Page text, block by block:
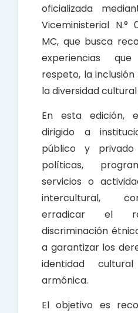
oficializada
Viceministerial N.°
MC, que busca
experiencias
respeto, la
la diversidad
En esta edición,
dirigido a
público y
políticas,
servicios o
intercultural,
erradicar el
discriminación
a garantizar los
identidad
armónica.
El objetivo es